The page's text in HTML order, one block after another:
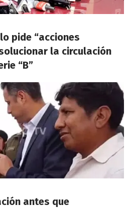
pide “acciones
la circulación
“B”
antes que